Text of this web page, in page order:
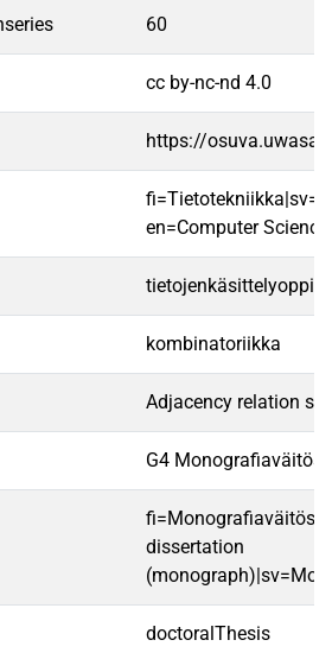
60
cc by-nc-nd 4.0
https://
en=Computer Science|
tietojenkäsittelyoppi
kombinatoriikka
Adjacency relation
G4
dissertation
doctoralThesis